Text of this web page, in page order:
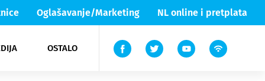
Oglašavanje/Marketing NL online i pretplata
OSTALO
Lika & Senj
TV